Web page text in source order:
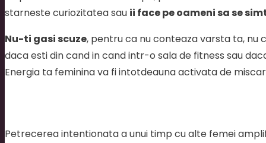
starneste curiozitatea sau ii face pe oameni sa se
Nu-ti gasi scuze, pentru ca nu conteaza varsta ta,
daca esti din cand in cand intr-o sala de fitness sau
Energia ta feminina va fi intotdeauna activata de
Petrecerea intentionata a unui timp cu alte femei